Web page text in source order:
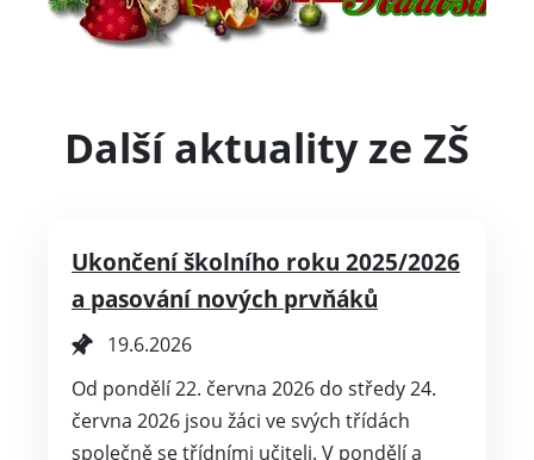
Další aktuality ze ZŠ
Ukončení školního roku 2025/2026
a pasování nových prvňáků
19.6.2026
Od pondělí 22. června 2026 do středy 24.
června 2026 jsou žáci ve svých třídách
společně se třídními učiteli. V pondělí a